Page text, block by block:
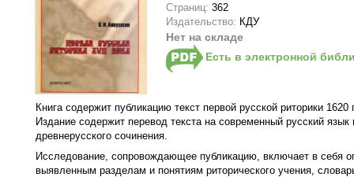
Страниц: 362
Издательство: КДУ
Нет на складе
Есть в электронной
Книга содержит публикацию текст первой русской риторики
Издание содержит перевод текста на современный русский
древнерусского сочинения.
Исследование, сопровождающее публикацию, включает в себя
выявленным разделам и понятиям риторического учения,